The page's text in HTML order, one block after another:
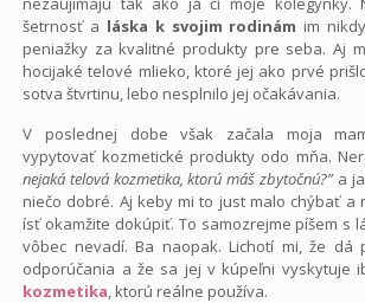
šetrnosť a láska k svojim rodinám im
peniažky za kvalitné produkty pre seba. Aj
hocijaké telové mlieko, ktoré jej ako prvé
sotva štvrtinu, lebo nesplnilo jej očakávania.
V poslednej dobe však začala moja
vypytovať kozmetické produkty odo mňa.
nejaká telová kozmetika, ktorú máš zbytočnú?”a ja
niečo dobré. Aj keby mi to just malo chýbať a
ísť okamžite dokúpiť. To samozrejme píšem s
vôbec nevadí. Ba naopak. Lichotí mi, že dá
odporúčania a že sa jej v kúpeľni vyskytuje
kozmetika, ktorú reálne používa.